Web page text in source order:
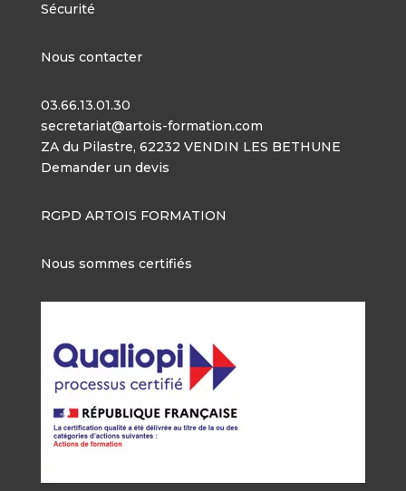
Sécurité
Nous contacter
03.66.13.01.30
secretariat@artois-formation.com
ZA du Pilastre, 62232 VENDIN LES BETHUNE
Demander un devis
RGPD ARTOIS FORMATION
Nous sommes certifiés